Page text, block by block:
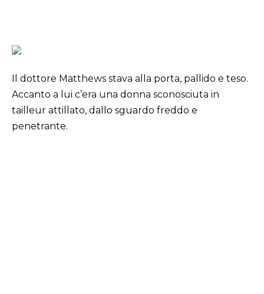
Il dottore Matthews stava alla porta, pallido e teso.
Accanto a lui c’era una donna sconosciuta in
tailleur attillato, dallo sguardo freddo e
penetrante.